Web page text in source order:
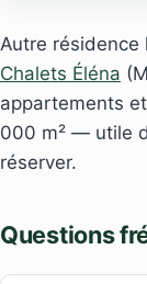
Autre résidence
Chalets Éléna
appartements
000 m² — utile
réserver.
Questions